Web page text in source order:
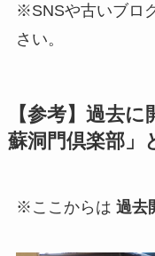
※SNSや古いブロ
さい。
【参考】過去
蘇洞門倶楽部」
※ここからは 過去